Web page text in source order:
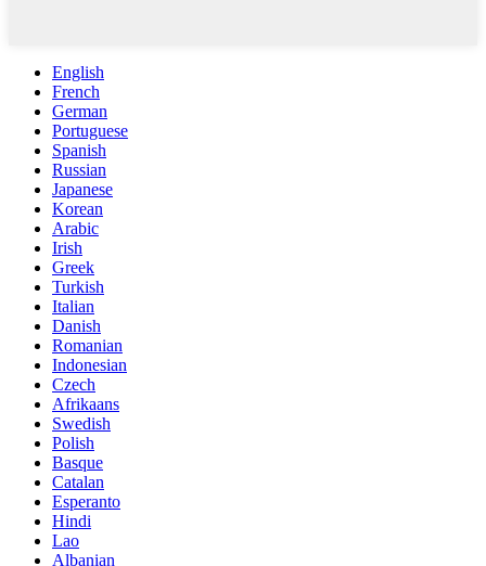
English
French
German
Portuguese
Spanish
Russian
Japanese
Korean
Arabic
Irish
Greek
Turkish
Italian
Danish
Romanian
Indonesian
Czech
Afrikaans
Swedish
Polish
Basque
Catalan
Esperanto
Hindi
Lao
Albanian